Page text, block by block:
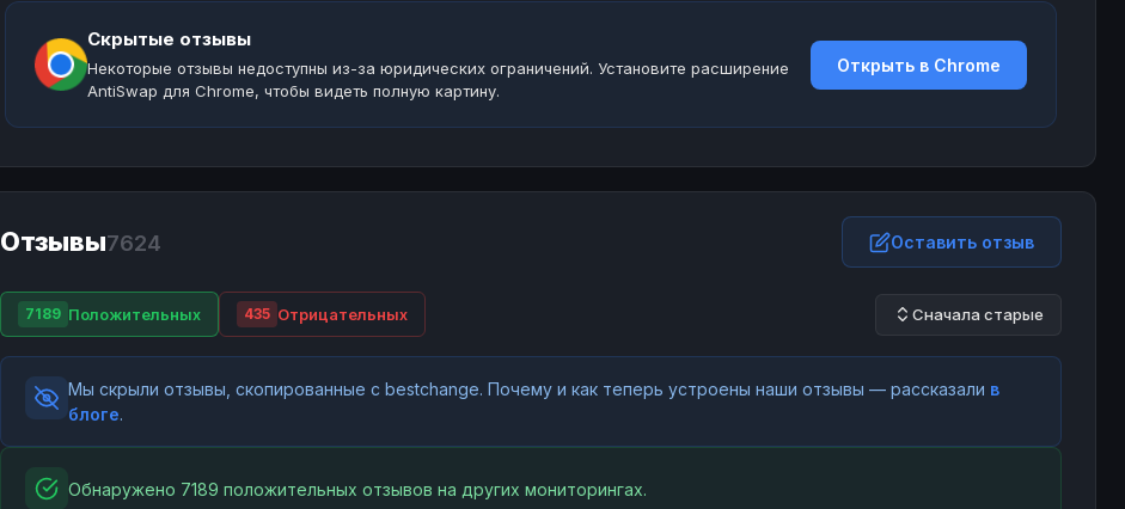
Скрытые отзывы
Некоторые отзывы недоступны из-за юридических ограничений. Установите расширение
AntiSwap для Chrome, чтобы видеть полную картину.
Открыть в Chrome
Отзывы7624 Оставить отзыв
7189 Положительных 435 Отрицательных Сначала старые
Мы скрыли отзывы, скопированные с bestchange. Почему и как теперь устроены наши отзывы — рассказали в
блоге.
Обнаружено 7189 положительных отзывов на других мониторингах.